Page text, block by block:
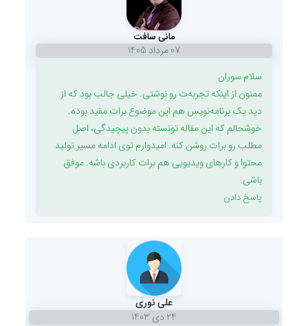
مانی سافت
07 مرداد 1405
سلام سوران
ممنون از اینکه تجربه‌ت رو نوشتی. خیلی جالب بود که از
دید یک برنامه‌نویس هم این موضوع برات مفید بوده.
خوشحالم که این مقاله تونسته بدون پیچیدگی، اصل
مطلب رو برات روشن کنه. امیدوارم توی ادامه مسیر تولید
محتوا و کارهای ویدیویی هم برات کاربردی باشه. موفق
باشی.
پاسخ دادن
علی نوری
24 دی 1403